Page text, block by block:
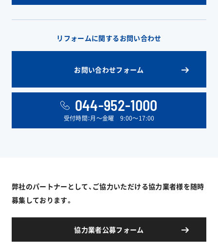
リフォームに関するお問い合わせ
お問い合わせフォーム
044-952-1000
受付時間：月〜金曜 9:00〜17:00
弊社のパートナーとして、ご協力いただける協力業者様を随時
募集しております。
協力業者公募フォーム